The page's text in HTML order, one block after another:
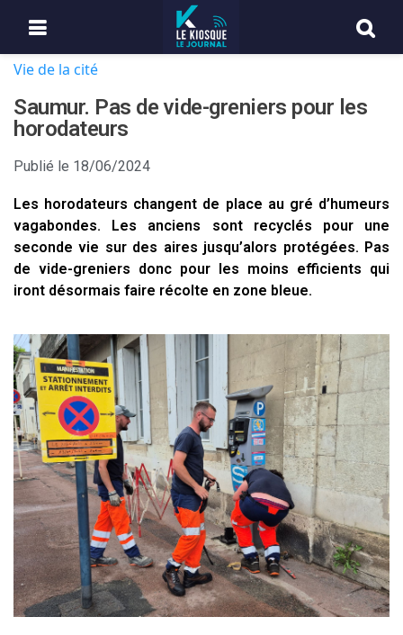
Vie de la cité
Saumur. Pas de vide-greniers pour les
horodateurs
Publié le 18/06/2024
Les horodateurs changent de place au gré d’humeurs
vagabondes. Les anciens sont recyclés pour une
seconde vie sur des aires jusqu’alors protégées. Pas
de vide-greniers donc pour les moins efficients qui
iront désormais faire récolte en zone bleue.